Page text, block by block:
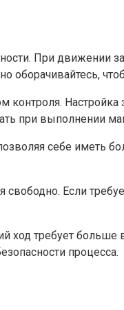
При
оборачивайтесь,
контроля.
при выполнении
себе иметь
Если
ход требует
процесса.